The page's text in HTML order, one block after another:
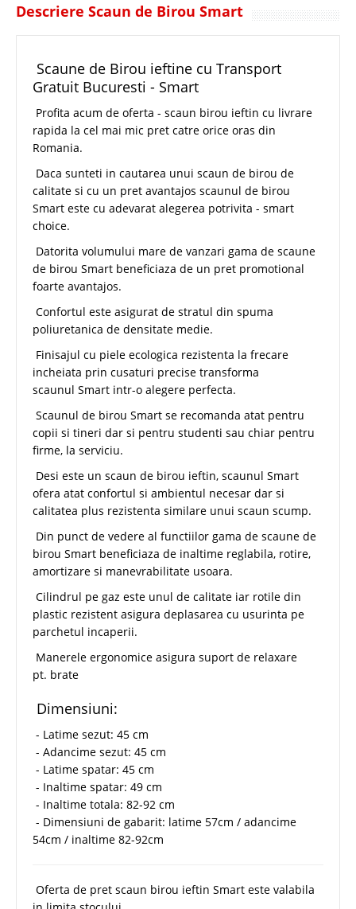
Descriere Scaun de Birou Smart
Scaune de Birou ieftine cu Transport
Gratuit Bucuresti - Smart
Profita acum de oferta - scaun birou ieftin cu livrare
rapida la cel mai mic pret catre orice oras din
Romania.
Daca sunteti in cautarea unui scaun de birou de
calitate si cu un pret avantajos scaunul de birou
Smart este cu adevarat alegerea potrivita - smart
choice.
Datorita volumului mare de vanzari gama de scaune
de birou Smart beneficiaza de un pret promotional
foarte avantajos.
Confortul este asigurat de stratul din spuma
poliuretanica de densitate medie.
Finisajul cu piele ecologica rezistenta la frecare
incheiata prin cusaturi precise transforma
scaunul Smart intr-o alegere perfecta.
Scaunul de birou Smart se recomanda atat pentru
copii si tineri dar si pentru studenti sau chiar pentru
firme, la serviciu.
Desi este un scaun de birou ieftin, scaunul Smart
ofera atat confortul si ambientul necesar dar si
calitatea plus rezistenta similare unui scaun scump.
Din punct de vedere al functiilor gama de scaune de
birou Smart beneficiaza de inaltime reglabila, rotire,
amortizare si manevrabilitate usoara.
Cilindrul pe gaz este unul de calitate iar rotile din
plastic rezistent asigura deplasarea cu usurinta pe
parchetul incaperii.
Manerele ergonomice asigura suport de relaxare
pt. brate
Dimensiuni:
- Latime sezut: 45 cm
- Adancime sezut: 45 cm
- Latime spatar: 45 cm
- Inaltime spatar: 49 cm
- Inaltime totala: 82-92 cm
- Dimensiuni de gabarit: latime 57cm / adancime
54cm / inaltime 82-92cm
Oferta de pret scaun birou ieftin Smart este valabila